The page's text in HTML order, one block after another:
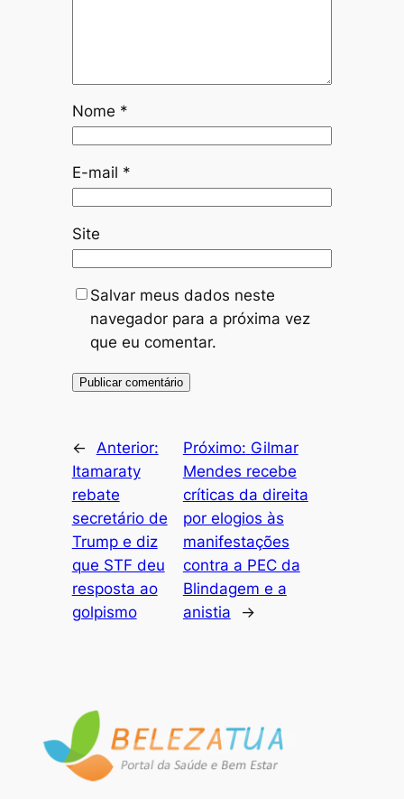
Nome *
E-mail *
Site
Salvar meus dados neste
navegador para a próxima vez
que eu comentar.
← Anterior:
Itamaraty
rebate
secretário de
Trump e diz
que STF deu
resposta ao
golpismo
Próximo: Gilmar
Mendes recebe
críticas da direita
por elogios às
manifestações
contra a PEC da
Blindagem e a
anistia
→